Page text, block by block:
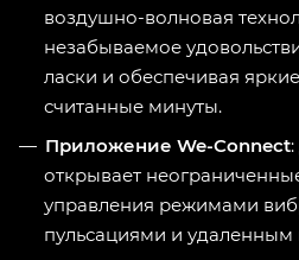
воздушно-волновая
незабываемое
ласки и обеспечивая
считанные минуты.
Приложение We-Connect
открывает
управления режимами
пульсациями и удаленным